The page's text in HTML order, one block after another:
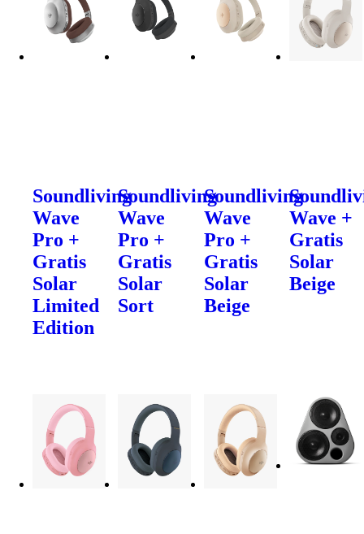
Soundliving
Wave
Pro +
Gratis
Solar
Limited
Edition
Soundliving
Wave
Pro +
Gratis
Solar
Sort
Soundliving
Wave
Pro +
Gratis
Solar
Beige
Wave +
Gratis
Solar
Beige